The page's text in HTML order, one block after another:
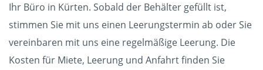
Ihr Büro in Kürten. Sobald der Behälter gefüllt ist,
stimmen Sie mit uns einen Leerungstermin ab oder Sie
vereinbaren mit uns eine regelmäßige Leerung. Die
Kosten für Miete, Leerung und Anfahrt finden Sie